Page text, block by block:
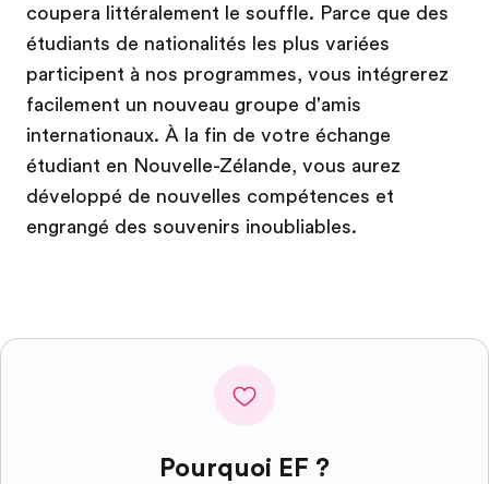
coupera littéralement le souffle. Parce que des
étudiants de nationalités les plus variées
participent à nos programmes, vous intégrerez
facilement un nouveau groupe d'amis
internationaux. À la fin de votre échange
étudiant en Nouvelle-Zélande, vous aurez
développé de nouvelles compétences et
engrangé des souvenirs inoubliables.
Pourquoi EF ?